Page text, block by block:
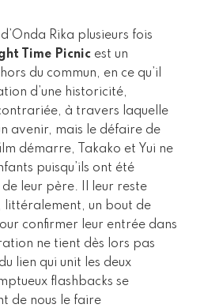
Rika plusieurs fois
Time Picnic est un
du commun, en ce qu’il
d’une historicité,
à travers laquelle
avenir, mais le défaire de
démarre, Takako et Yui ne
puisqu’ils ont été
leur père. Il leur reste
littéralement, un bout de
confirmer leur entrée dans
ne tient dès lors pas
lien qui unit les deux
flashbacks se
de nous le faire